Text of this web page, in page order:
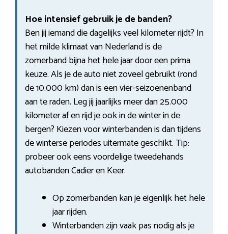
Hoe intensief gebruik je de banden?
Ben jij iemand die dagelijks veel kilometer rijdt? In
het milde klimaat van Nederland is de
zomerband bijna het hele jaar door een prima
keuze. Als je de auto niet zoveel gebruikt (rond
de 10.000 km) dan is een vier-seizoenenband
aan te raden. Leg jij jaarlijks meer dan 25.000
kilometer af en rijd je ook in de winter in de
bergen? Kiezen voor winterbanden is dan tijdens
de winterse periodes uitermate geschikt. Tip:
probeer ook eens voordelige tweedehands
autobanden Cadier en Keer.
Op zomerbanden kan je eigenlijk het hele
jaar rijden.
Winterbanden zijn vaak pas nodig als je